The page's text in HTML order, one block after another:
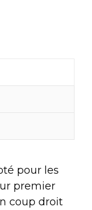
pour les
premier
coup droit